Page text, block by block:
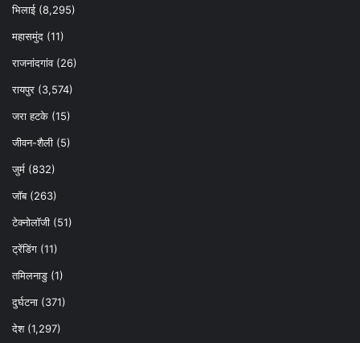
भिलाई(8,295)
महासमुंद (11)
राजनांदगांव(26)
रायपुर (3,574)
जरा हटके (15)
जीवन-शैली (5)
जुर्म (832)
जॉब(263)
टेक्नोलॉजी (51)
ट्रेंडिंग (11)
तमिलनाडु (1)
दुर्घटना (371)
देश(1,297)